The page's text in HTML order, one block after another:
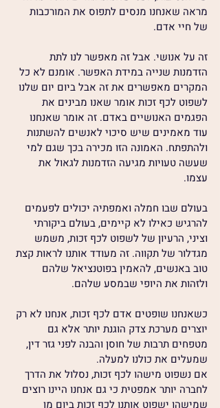
מראה שאנחנו מנסים לתפוס את המורכבות
של חיי אדם.
זה על אנושי. אבל זה מאפשר לנו לתת
הזדמנות שנייה במידת האפשר. אומנם לא כל
המקרים מאפשרים את זה אבל ביום יום שלנו
לשפוט לכף זכות אומר שאנו מבינים את
הפגמים האנושיים באדם. זה אומר שאנחנו
עוד מאמינים שיש סיכוי לאנשים להשתנות
ולהתפתח. האמונה הזו מכירה בכך שגם למי
שעשה טעויות מגיעה הזדמנות לגאול את
עצמו.
בעולם שבו חמלה ואמפתיה יכולים לפעמים
להרגיש כאילו לא קיימים, בעולם ביקורתי
וציני, הרעיון של לשפוט לכף זכות, משמש
מגדלור של תקווה. זה מעודד אותנו לראות קצת
טוב באנשים, להאמין בפוטנציאל שלהם
ולזהות את היופי שבמסע שלהם.
כשאנחנו שופטים אדם לכף זכות, אנחנו לא רק
יוצרים מערכת צדק הוגנת יותר אלא גם
מטפחים תרבות של חוסן והבנה לפני גזר דין,
שמעלים את כולנו למעלה.
אם נשפוט מישהו לכף זכות, נסלול את הדרך
לחברה יותר אמפטית כי גם אנחנו היינו רוצים
שמישהו ישפוט אותנו לכף זכות ביום מן